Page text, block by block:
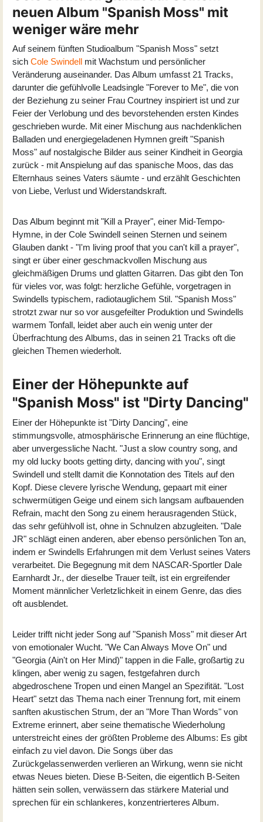
neuen Album "Spanish Moss" mit
weniger wäre mehr
Auf seinem fünften Studioalbum "Spanish Moss" setzt
sich Cole Swindell mit Wachstum und persönlicher
Veränderung auseinander. Das Album umfasst 21 Tracks,
darunter die gefühlvolle Leadsingle "Forever to Me", die von
der Beziehung zu seiner Frau Courtney inspiriert ist und zur
Feier der Verlobung und des bevorstehenden ersten Kindes
geschrieben wurde. Mit einer Mischung aus nachdenklichen
Balladen und energiegeladenen Hymnen greift "Spanish
Moss" auf nostalgische Bilder aus seiner Kindheit in Georgia
zurück - mit Anspielung auf das spanische Moos, das das
Elternhaus seines Vaters säumte - und erzählt Geschichten
von Liebe, Verlust und Widerstandskraft.
Das Album beginnt mit "Kill a Prayer", einer Mid-Tempo-
Hymne, in der Cole Swindell seinen Sternen und seinem
Glauben dankt - "I'm living proof that you can't kill a prayer",
singt er über einer geschmackvollen Mischung aus
gleichmäßigen Drums und glatten Gitarren. Das gibt den Ton
für vieles vor, was folgt: herzliche Gefühle, vorgetragen in
Swindells typischem, radiotauglichem Stil. "Spanish Moss"
strotzt zwar nur so vor ausgefeilter Produktion und Swindells
warmem Tonfall, leidet aber auch ein wenig unter der
Überfrachtung des Albums, das in seinen 21 Tracks oft die
gleichen Themen wiederholt.
Einer der Höhepunkte auf
"Spanish Moss" ist "Dirty Dancing"
Einer der Höhepunkte ist "Dirty Dancing", eine
stimmungsvolle, atmosphärische Erinnerung an eine flüchtige,
aber unvergessliche Nacht. "Just a slow country song, and
my old lucky boots getting dirty, dancing with you", singt
Swindell und stellt damit die Konnotation des Titels auf den
Kopf. Diese clevere lyrische Wendung, gepaart mit einer
schwermütigen Geige und einem sich langsam aufbauenden
Refrain, macht den Song zu einem herausragenden Stück,
das sehr gefühlvoll ist, ohne in Schnulzen abzugleiten. "Dale
JR" schlägt einen anderen, aber ebenso persönlichen Ton an,
indem er Swindells Erfahrungen mit dem Verlust seines Vaters
verarbeitet. Die Begegnung mit dem NASCAR-Sportler Dale
Earnhardt Jr., der dieselbe Trauer teilt, ist ein ergreifender
Moment männlicher Verletzlichkeit in einem Genre, das dies
oft ausblendet.
Leider trifft nicht jeder Song auf "Spanish Moss" mit dieser Art
von emotionaler Wucht. "We Can Always Move On" und
"Georgia (Ain't on Her Mind)" tappen in die Falle, großartig zu
klingen, aber wenig zu sagen, festgefahren durch
abgedroschene Tropen und einen Mangel an Spezifität. "Lost
Heart" setzt das Thema nach einer Trennung fort, mit einem
sanften akustischen Strum, der an "More Than Words" von
Extreme erinnert, aber seine thematische Wiederholung
unterstreicht eines der größten Probleme des Albums: Es gibt
einfach zu viel davon. Die Songs über das
Zurückgelassenwerden verlieren an Wirkung, wenn sie nicht
etwas Neues bieten. Diese B-Seiten, die eigentlich B-Seiten
hätten sein sollen, verwässern das stärkere Material und
sprechen für ein schlankeres, konzentrierteres Album.